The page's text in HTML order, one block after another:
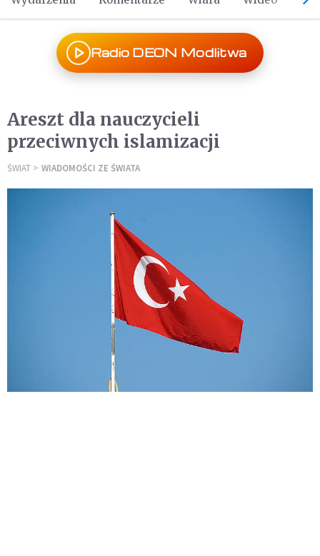
Radio DEON Modlitwa
Areszt dla nauczycieli
przeciwnych islamizacji
ŚWIAT WIADOMOŚCI ZE ŚWIATA